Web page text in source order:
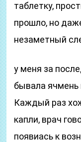
таблетку,
прошло, но
незаметный
у меня за
бывала ячмень
Каждый раз
капли, врач
появиась к